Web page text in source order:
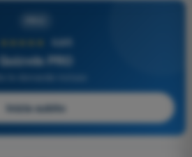
4,6/5
Quizvds PRO
Inizia subito